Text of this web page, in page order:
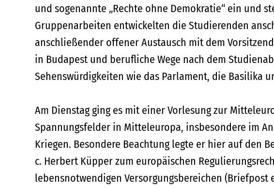
und sogenannte „Rechte ohne Demokratie“ ein und
Gruppenarbeiten entwickelten die Studierenden
anschließender offener Austausch mit dem
in Budapest und berufliche Wege nach dem
Sehenswürdigkeiten wie das Parlament, die Basilika
Am Dienstag ging es mit einer Vorlesung zur
Spannungsfelder in Mitteleuropa, insbesondere im
Kriegen. Besondere Beachtung legte er hier auf den
c. Herbert Küpper zum europäischen
lebensnotwendigen Versorgungsbereichen